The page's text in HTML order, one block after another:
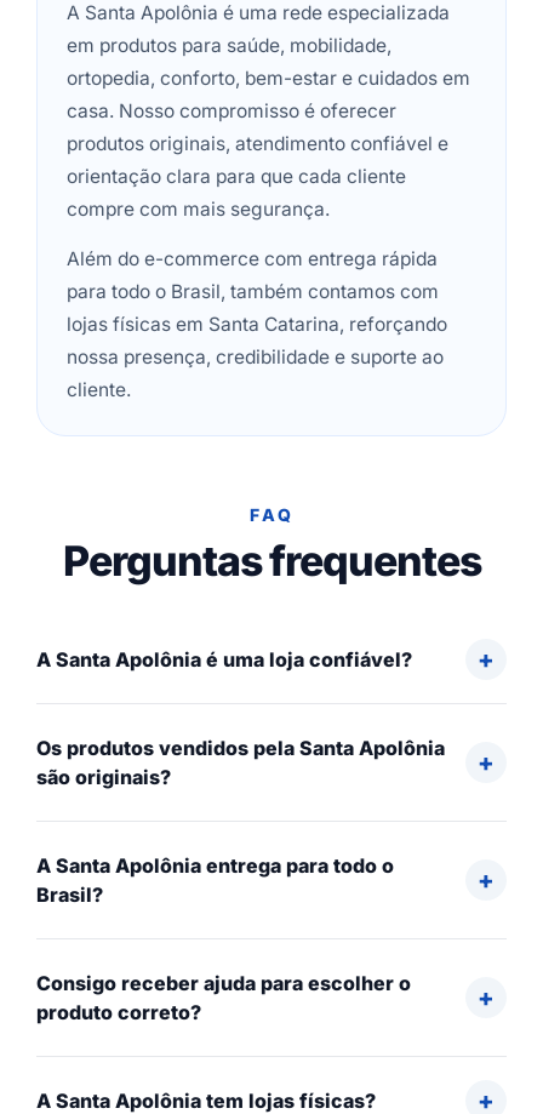
A Santa Apolônia é uma rede especializada
em produtos para saúde, mobilidade,
ortopedia, conforto, bem-estar e cuidados em
casa. Nosso compromisso é oferecer
produtos originais, atendimento confiável e
orientação clara para que cada cliente
compre com mais segurança.
Além do e-commerce com entrega rápida
para todo o Brasil, também contamos com
lojas físicas em Santa Catarina, reforçando
nossa presença, credibilidade e suporte ao
cliente.
FAQ
Perguntas frequentes
A Santa Apolônia é uma loja confiável?
Os produtos vendidos pela Santa Apolônia
são originais?
A Santa Apolônia entrega para todo o
Brasil?
Consigo receber ajuda para escolher o
produto correto?
A Santa Apolônia tem lojas físicas?